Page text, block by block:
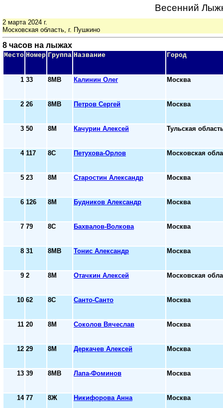
Весенний
2 марта 2024 г.
Московская область, г. Пушкино
8 часов на лыжах
Место Номер Группа Название Город
1 33 8МВ Калинин Олег Москва
2 26 8МВ Петров Сергей Москва
3 50 8М Качурин Алексей Тульская
4 117 8С Петухова-Орлов Московская
5 23 8М Старостин Александр Москва
6 126 8М Будников Александр Москва
7 79 8С Бахвалов-Волкова Москва
8 31 8МВ Тонис Александр Москва
9 2 8М Отачкин Алексей Московская
10 62 8С Санто-Санто Москва
11 20 8М Соколов Вячеслав Москва
12 29 8М Деркачев Алексей Москва
13 39 8МВ Лапа-Фоминов Москва
14 77 8Ж Никифорова Анна Москва